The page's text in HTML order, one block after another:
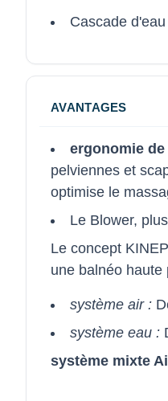
Cascade
AVANTAGES
ergonomie
pelviennes et
optimise le
Le Blower,
Le concept
une balnéo haute
système air :
système eau :
système mixte